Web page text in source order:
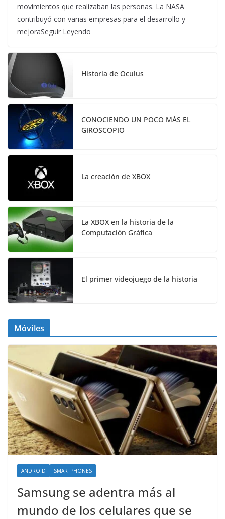
movimientos que realizaban las personas. La NASA
contribuyó con varias empresas para el desarrollo y
mejoraSeguir Leyendo
Historia de Oculus
CONOCIENDO UN POCO MÁS EL
GIROSCOPIO
La creación de XBOX
La XBOX en la historia de la
Computación Gráfica
El primer videojuego de la historia
Móviles
ANDROID SMARTPHONES
Samsung se adentra más al
mundo de los celulares que se